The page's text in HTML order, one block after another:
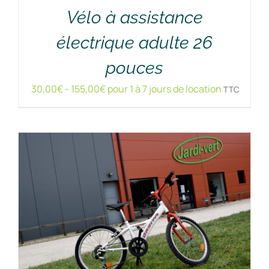
Vélo à assistance
électrique adulte 26
pouces
30,00€- 155,00€pour 1 à 7 jours de location TTC